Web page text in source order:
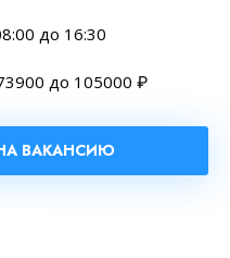
до 16:30
до 105000 ₽
ВАКАНСИЮ